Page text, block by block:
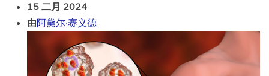
15 二月 2024
由阿黛尔·赛义德